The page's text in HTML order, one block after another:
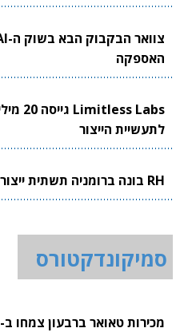
האספקה
לתעשיית הייצור
RH בונה ברומניה תשתית ייצור ביטחוני ישראלית
סמיקונדקטורס
מכירות טאואר ברבעון צמחו ב-24%